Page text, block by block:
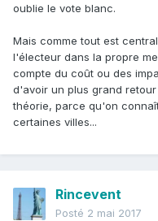
oublie le vote blanc.
Mais comme tout est
l'électeur dans la propre
compte du coût ou des
d'avoir un plus grand
théorie, parce qu'on
certaines villes...
Rincevent
Posté 2 mai 2017